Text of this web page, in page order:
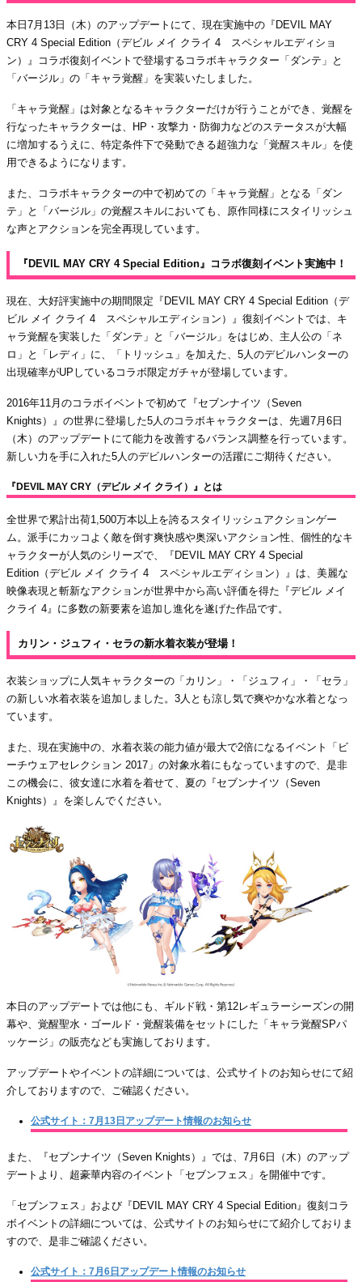
本日7月13日（木）のアップデートにて、現在実施中の『DEVIL MAY
CRY 4 Special Edition（デビル メイ クライ 4 スペシャルエディショ
ン）』コラボ復刻イベントで登場するコラボキャラクター「ダンテ」と
「バージル」の「キャラ覚醒」を実装いたしました。
「キャラ覚醒」は対象となるキャラクターだけが行うことができ、覚醒を
行なったキャラクターは、HP・攻撃力・防御力などのステータスが大幅
に増加するうえに、特定条件下で発動できる超強力な「覚醒スキル」を使
用できるようになります。
また、コラボキャラクターの中で初めての「キャラ覚醒」となる「ダン
テ」と「バージル」の覚醒スキルにおいても、原作同様にスタイリッシュ
な声とアクションを完全再現しています。
『DEVIL MAY CRY 4 Special Edition』コラボ復刻イベント実施中！
現在、大好評実施中の期間限定『DEVIL MAY CRY 4 Special Edition（デ
ビル メイ クライ 4 スペシャルエディション）』復刻イベントでは、キ
ャラ覚醒を実装した「ダンテ」と「バージル」をはじめ、主人公の「ネ
ロ」と「レディ」に、「トリッシュ」を加えた、5人のデビルハンターの
出現確率がUPしているコラボ限定ガチャが登場しています。
2016年11月のコラボイベントで初めて『セブンナイツ（Seven
Knights）』の世界に登場した5人のコラボキャラクターは、先週7月6日
（木）のアップデートにて能力を改善するバランス調整を行っています。
新しい力を手に入れた5人のデビルハンターの活躍にご期待ください。
『DEVIL MAY CRY（デビル メイ クライ）』とは
全世界で累計出荷1,500万本以上を誇るスタイリッシュアクションゲー
ム。派手にカッコよく敵を倒す爽快感や奥深いアクション性、個性的なキ
ャラクターが人気のシリーズで、『DEVIL MAY CRY 4 Special
Edition（デビル メイ クライ 4 スペシャルエディション）』は、美麗な
映像表現と斬新なアクションが世界中から高い評価を得た『デビル メイ
クライ 4』に多数の新要素を追加し進化を遂げた作品です。
カリン・ジュフィ・セラの新水着衣装が登場！
衣装ショップに人気キャラクターの「カリン」・「ジュフィ」・「セラ」
の新しい水着衣装を追加しました。3人とも涼し気で爽やかな水着となっ
ています。
また、現在実施中の、水着衣装の能力値が最大で2倍になるイベント「ビ
ーチウェアセレクション 2017」の対象水着にもなっていますので、是非
この機会に、彼女達に水着を着せて、夏の『セブンナイツ（Seven
Knights）』を楽しんでください。
本日のアップデートでは他にも、ギルド戦・第12レギュラーシーズンの開
幕や、覚醒聖水・ゴールド・覚醒装備をセットにした「キャラ覚醒SPパ
ッケージ」の販売なども実施しております。
アップデートやイベントの詳細については、公式サイトのお知らせにて紹
介しておりますので、ご確認ください。
公式サイト：7月13日アップデート情報のお知らせ
また、『セブンナイツ（Seven Knights）』では、7月6日（木）のアップ
デートより、超豪華内容のイベント「セブンフェス」を開催中です。
「セブンフェス」および『DEVIL MAY CRY 4 Special Edition』復刻コラ
ボイベントの詳細については、公式サイトのお知らせにて紹介しておりま
すので、是非ご確認ください。
公式サイト：7月6日アップデート情報のお知らせ